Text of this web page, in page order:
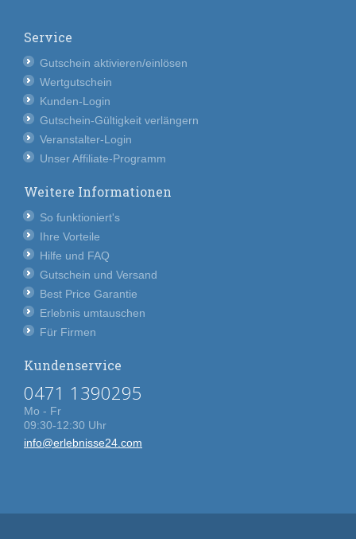
Service
Gutschein aktivieren/einlösen
Wertgutschein
Kunden-Login
Gutschein-Gültigkeit verlängern
Veranstalter-Login
Unser Affiliate-Programm
Weitere Informationen
So funktioniert's
Ihre Vorteile
Hilfe und FAQ
Gutschein und Versand
Best Price Garantie
Erlebnis umtauschen
Für Firmen
Kundenservice
0471 1390295
Mo - Fr
09:30-12:30 Uhr
info@erlebnisse24.com